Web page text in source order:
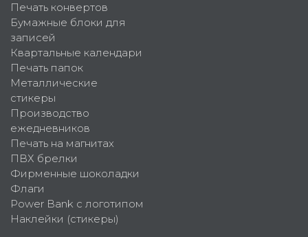
Печать конвертов
Бумажные блоки для
записей
Квартальные календари
Печать папок
Металлические
стикеры
Производство
ежедневников
Печать на магнитах
ПВХ брелки
Фирменные шоколадки
Флаги
Power Bank с логотипом
Наклейки (стикеры)